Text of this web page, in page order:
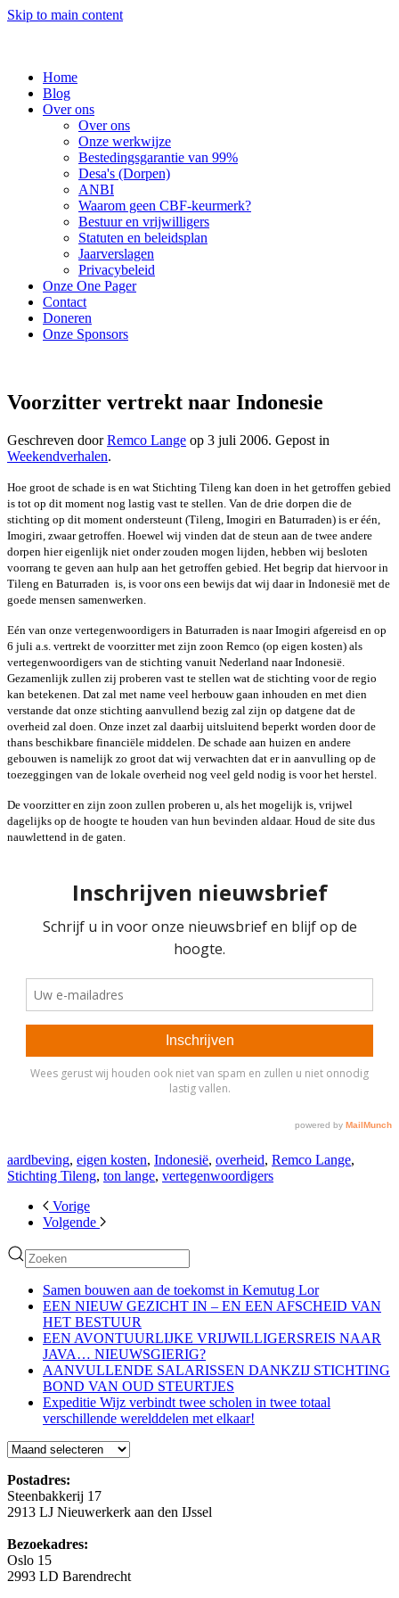
Skip to main content
Home
Blog
Over ons
Over ons
Onze werkwijze
Bestedingsgarantie van 99%
Desa's (Dorpen)
ANBI
Waarom geen CBF-keurmerk?
Bestuur en vrijwilligers
Statuten en beleidsplan
Jaarverslagen
Privacybeleid
Onze One Pager
Contact
Doneren
Onze Sponsors
Voorzitter vertrekt naar Indonesie
Geschreven doorRemco Lange op 3 juli 2006. Gepost in
Weekendverhalen.
Hoe groot de schade is en wat Stichting Tileng kan doen in het getroffen gebied
is tot op dit moment nog lastig vast te stellen. Van de drie dorpen die de
stichting op dit moment ondersteunt (Tileng, Imogiri en Baturraden) is er één,
Imogiri, zwaar getroffen. Hoewel wij vinden dat de steun aan de twee andere
dorpen hier eigenlijk niet onder zouden mogen lijden, hebben wij besloten
voorrang te geven aan hulp aan het getroffen gebied. Het begrip dat hiervoor in
Tileng en Baturraden is, is voor ons een bewijs dat wij daar in Indonesië met de
goede mensen samenwerken.
Eén van onze vertegenwoordigers in Baturraden is naar Imogiri afgereisd en op
6 juli a.s. vertrekt de voorzitter met zijn zoon Remco (op eigen kosten) als
vertegenwoordigers van de stichting vanuit Nederland naar Indonesië.
Gezamenlijk zullen zij proberen vast te stellen wat de stichting voor de regio
kan betekenen. Dat zal met name veel herbouw gaan inhouden en met dien
verstande dat onze stichting aanvullend bezig zal zijn op datgene dat de
overheid zal doen. Onze inzet zal daarbij uitsluitend beperkt worden door de
thans beschikbare financiële middelen. De schade aan huizen en andere
gebouwen is namelijk zo groot dat wij verwachten dat er in aanvulling op de
toezeggingen van de lokale overheid nog veel geld nodig is voor het herstel.
De voorzitter en zijn zoon zullen proberen u, als het mogelijk is, vrijwel
dagelijks op de hoogte te houden van hun bevinden aldaar. Houd de site dus
nauwlettend in de gaten.
aardbeving, eigen kosten, Indonesië, overheid, Remco Lange,
Stichting Tileng, ton lange, vertegenwoordigers
Vorige
Volgende
Samen bouwen aan de toekomst in Kemutug Lor
EEN NIEUW GEZICHT IN – EN EEN AFSCHEID VAN
HET BESTUUR
EEN AVONTUURLIJKE VRIJWILLIGERSREIS NAAR
JAVA… NIEUWSGIERIG?
AANVULLENDE SALARISSEN DANKZIJ STICHTING
BOND VAN OUD STEURTJES
Expeditie Wijz verbindt twee scholen in twee totaal
verschillende werelddelen met elkaar!
Blog
Postadres:
Steenbakkerij 17
2913 LJ Nieuwerkerk aan den IJssel
Bezoekadres:
Oslo 15
2993 LD Barendrecht